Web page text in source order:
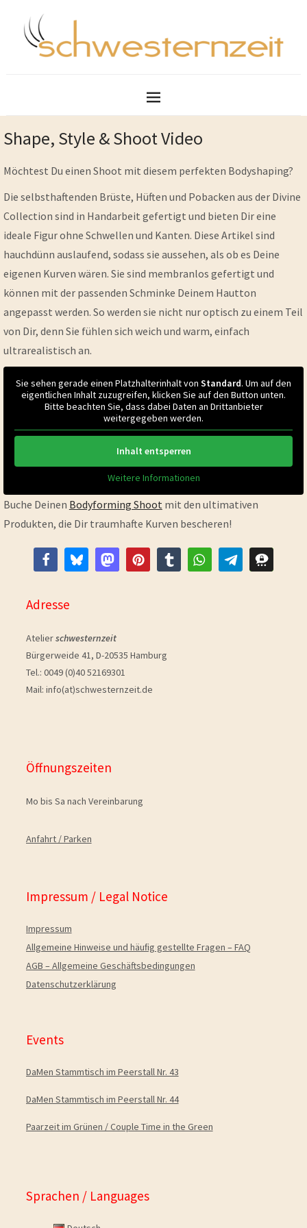
Shape, Style & Shoot Video
Möchtest Du einen Shoot mit diesem perfekten Bodyshaping?
Die selbsthaftenden Brüste, Hüften und Pobacken aus der Divine
Collection sind in Handarbeit gefertigt und bieten Dir eine
ideale Figur ohne Schwellen und Kanten. Diese Artikel sind
hauchdünn auslaufend, sodass sie aussehen, als ob es Deine
eigenen Kurven wären. Sie sind membranlos gefertigt und
können mit der passenden Schminke Deinem Hautton
angepasst werden. So werden sie nicht nur optisch zu einem Teil
von Dir, denn Sie fühlen sich weich und warm, einfach
ultrarealistisch an.
Sie sehen gerade einen Platzhalterinhalt von Standard. Um auf den
eigentlichen Inhalt zuzugreifen, klicken Sie auf den Button unten.
Bitte beachten Sie, dass dabei Daten an Drittanbieter
weitergegeben werden.
Inhalt entsperren
Weitere Informationen
Buche Deinen Bodyforming Shootmit den ultimativen
Produkten, die Dir traumhafte Kurven bescheren!
Adresse
Atelierschwesternzeit
Bürgerweide 41, D-20535 Hamburg
Tel.: 0049 (0)40 52169301
Mail: info(at)schwesternzeit.de
Öffnungszeiten
Mo bis Sa nach Vereinbarung
Anfahrt / Parken
Impressum / Legal Notice
Impressum
Allgemeine Hinweise und häuﬁg gestellte Fragen – FAQ
AGB – Allgemeine Geschäftsbedingungen
Datenschutzerklärung
Events
DaMen Stammtisch im Peerstall Nr. 43
DaMen Stammtisch im Peerstall Nr. 44
Paarzeit im Grünen / Couple Time in the Green
Sprachen / Languages